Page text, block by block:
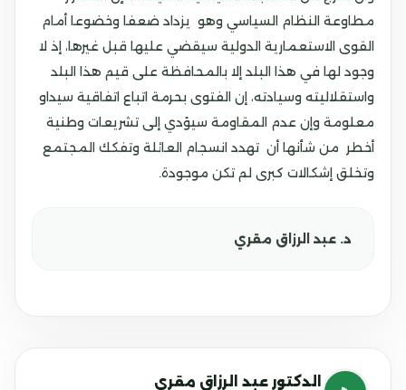
مطاوعة النظام السياسي وهو يزداد ضعفا وخضوعا أمام
القوى الاستعمارية الدولية سيقضي عليها قبل غيرها، إذ لا
وجود لها في هذا البلد إلا بالمحافظة على قيم هذا البلد
واستقلاليته وسيادته، إن الفتوى بحرمة اتباع اتفاقية سيداو
معلومة وإن عدم المقاومة سيؤدي إلى تشريعات وطنية
أخطر من شأنها أن تهدد انسجام العائلة وتفكك المجتمع
وتخلق إشكالات كبرى لم تكن موجودة.
د. عبد الرزاق مقري
الدكتور عبد الرزاق مقري